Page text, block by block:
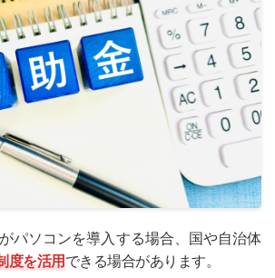
パソコンを導入する場合、国や自治体
度を活用できる場合があります。